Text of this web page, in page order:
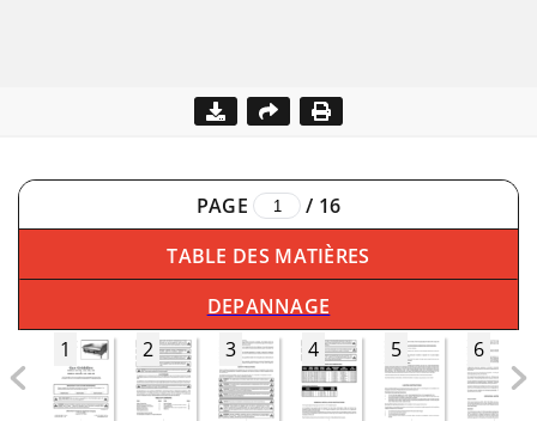
PAGE / 16
TABLE DES MATIÈRES
DEPANNAGE
1
2 3 4 5 6